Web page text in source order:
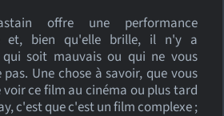
offre une performance
et, bien qu'elle brille, il n'y a
qui soit mauvais ou qui ne vous
pas. Une chose à savoir, que vous
voir ce film au cinéma ou plus tard
c'est que c'est un film complexe ;